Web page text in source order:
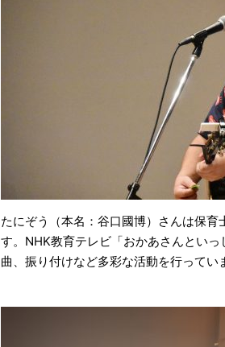
たにぞう（本名：谷口國博）さんは保
す。NHK教育テレビ「おかあさんとい
曲、振り付けなど多彩な活動を行ってい